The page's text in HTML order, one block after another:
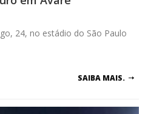
24, no estádio do São Paulo
SAIBA MAIS.